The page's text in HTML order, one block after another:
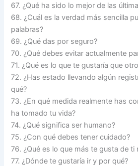
67. ¿Qué ha sido lo mejor de las
68. ¿Cuál es la verdad más sencilla
palabras?
69. ¿Qué das por seguro?
70. ¿Qué debes evitar actualmente
71. ¿Qué es lo que te gustaría que
72. ¿Has estado llevando algún
qué?
73. ¿En qué medida realmente has
ha tomado tu vida?
74. ¿Qué significa ser humano?
75. ¿Con qué debes tener cuidado?
76. ¿Qué es lo que más te gusta de ti
77. ¿Dónde te gustaría ir y por qué?